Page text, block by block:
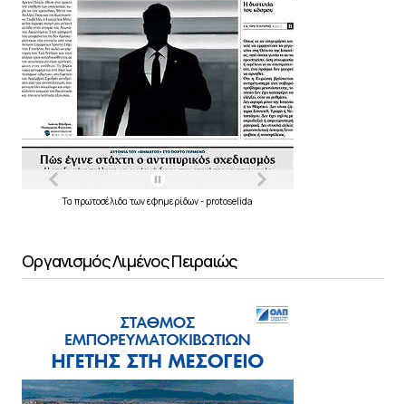
Τα πρωτοσέλιδα τωνεφημερίδων- protoselida
Οργανισμός Λιμένος Πειραιώς